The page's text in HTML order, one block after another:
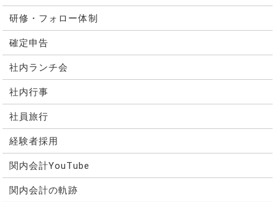
研修・フォロー体制
確定申告
社内ランチ会
社内行事
社員旅行
経験者採用
関内会計YouTube
関内会計の軌跡